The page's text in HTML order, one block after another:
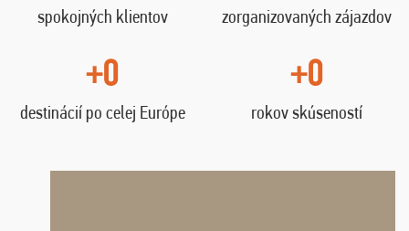
spokojných klientov zorganizovaných zájazdov
+0
destinácií po celej Európe
+0
rokov skúseností